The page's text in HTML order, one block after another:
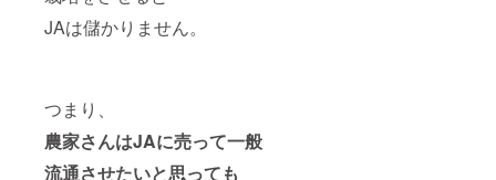
JAは儲かりません。
つまり、
農家さんはJAに売って一般
流通させたいと思っても